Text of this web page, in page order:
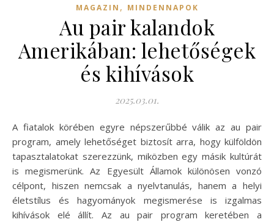
MAGAZIN , MINDENNAPOK
Au pair kalandok
Amerikában: lehetőségek
és kihívások
2025.03.01.
A fiatalok körében egyre népszerűbbé válik az au pair
program, amely lehetőséget biztosít arra, hogy külföldön
tapasztalatokat szerezzünk, miközben egy másik kultúrát
is megismerünk. Az Egyesült Államok különösen vonzó
célpont, hiszen nemcsak a nyelvtanulás, hanem a helyi
életstílus és hagyományok megismerése is izgalmas
kihívások elé állít. Az au pair program keretében a